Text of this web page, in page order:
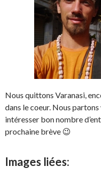
Nous quittons Varanasi,
dans le coeur. Nous
intéresser bon nombre
prochaine brève 😉
Images liées: